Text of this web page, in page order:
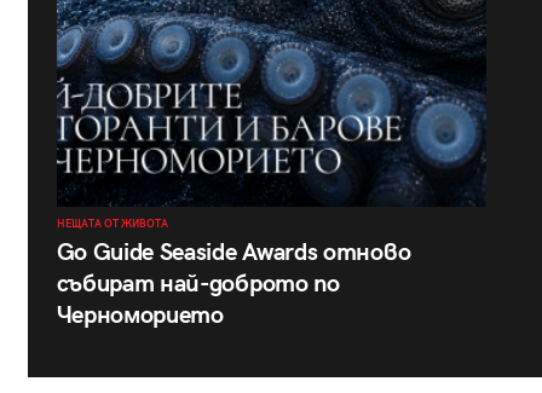
НЕЩАТА ОТ ЖИВОТА
Go Guide Seaside Awards отново
събират най-доброто по
Черноморието